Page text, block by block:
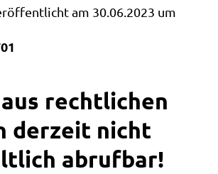
am 30.06.2023 um
rechtlichen
derzeit nicht
abrufbar!